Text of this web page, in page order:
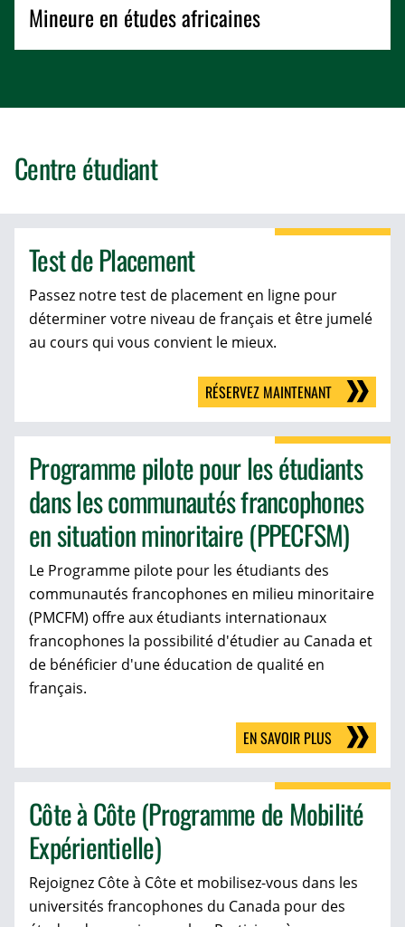
Mineure en études africaines
Centre étudiant
Test de Placement
Passez notre test de placement en ligne pour
déterminer votre niveau de français et être jumelé
au cours qui vous convient le mieux.
RÉSERVEZ MAINTENANT
Programme pilote pour les étudiants
dans les communautés francophones
en situation minoritaire (PPECFSM)
Le Programme pilote pour les étudiants des
communautés francophones en milieu minoritaire
(PMCFM) offre aux étudiants internationaux
francophones la possibilité d'étudier au Canada et
de bénéficier d'une éducation de qualité en
français.
EN SAVOIR PLUS
Côte à Côte (Programme de Mobilité
Expérientielle)
Rejoignez Côte à Côte et mobilisez-vous dans les
universités francophones du Canada pour des